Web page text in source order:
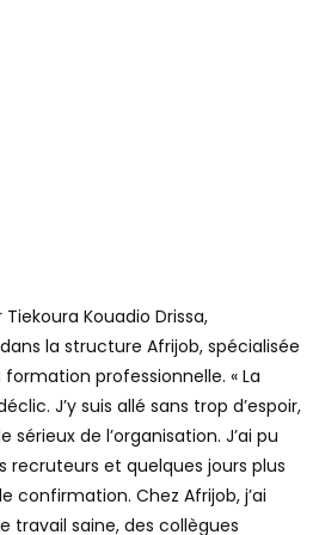
Kouadio Drissa,
la structure Afrijob, spécialisée
professionnelle. « La
J’y suis allé sans trop d’espoir,
sérieux de l’organisation. J’ai pu
recruteurs et quelques jours plus
confirmation. Chez Afrijob, j’ai
travail saine, des collègues